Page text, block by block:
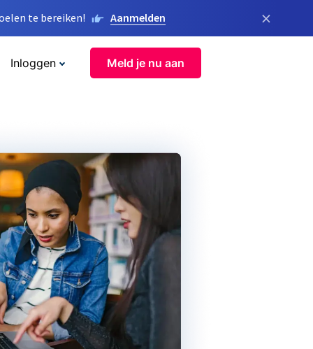
te bereiken! Aanmelden ×
Inloggen Meld je nu aan